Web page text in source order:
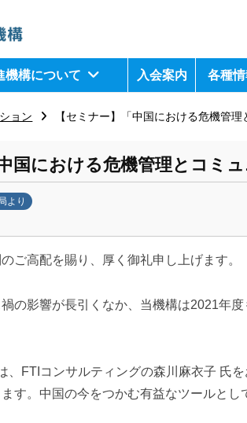
機構について 入会案内 各種
ョン 【セミナー】「中国における危機管
国における危機管理とコミ
より
ご高配を賜り、厚く御礼申し上げます。
の影響が長引くなか、当機構は2021年度
、 FTI コンサルティングの森川麻衣子 氏
す。中国の今をつかむ有益なツールと